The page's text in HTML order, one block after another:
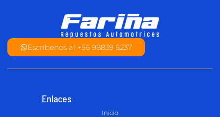
Escríbenos al +56 98839 6237
Enlaces
Inicio